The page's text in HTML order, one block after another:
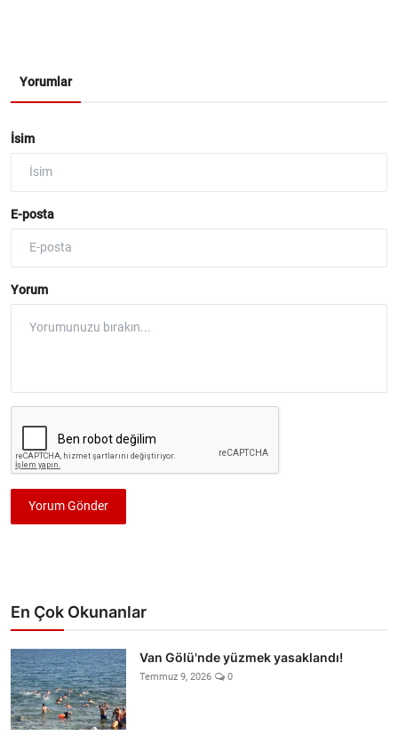
Yorumlar
İsim
E-posta
Yorum
Yorum Gönder
En Çok Okunanlar
Van Gölü'nde yüzmek yasaklandı!
Temmuz 9, 2026 0